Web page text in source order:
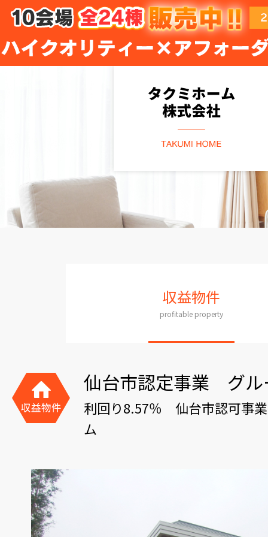
収益物件
profitable property
仙台市認定事業 グル
利回り8.57％ 仙台市認可事
ム